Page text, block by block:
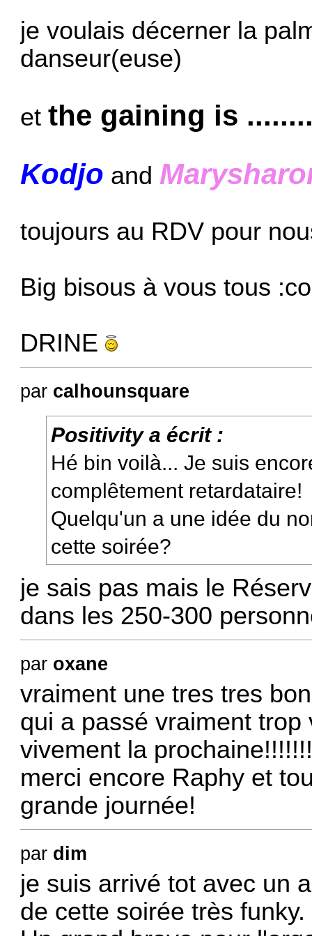
je voulais décerner la
danseur(euse)
etthe gaining is
Kodjo and
toujours au RDV pour
Big bisous à vous tous
DRINE
par calhounsquare
Positivity a écrit :
Hé bin voilà... Je suis
complêtement retardataire!
Quelqu'un a une idée du
cette soirée?
je sais pas mais le
dans les 250-300
par oxane
vraiment une tres tres
qui a passé vraiment trop
vivement la
merci encore Raphy et
grande journée!
par dim
je suis arrivé tot avec un
de cette soirée très funky.